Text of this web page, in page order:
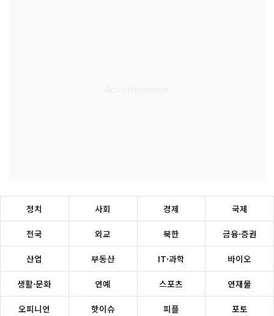
정치 사회 경제 국제
전국 외교 북한 금융·증권
산업 부동산 IT·과학 바이오
생활·문화 연예 스포츠 연재물
오피니언 핫이슈 피플 포토